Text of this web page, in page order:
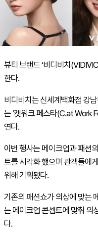
뷰티 브랜드 ‘비디비치
한다.
비디비치는 신세계백화점 강
는 ‘캣워크 페스타(C.at Work
연다.
이번 행사는 메이크업과 패션
트를 시각화 했으며 관객들에
위해 기획됐다.
기존의 패션쇼가 의상에 맞는
는 메이크업 콘셉트에 맞춰 의
다.